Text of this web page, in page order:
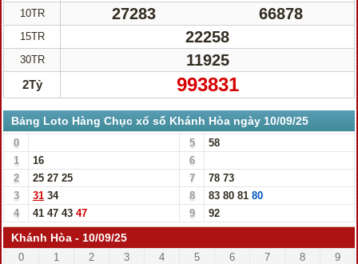
10TR 27283 66878
15TR 22258
30TR 11925
2Tỷ 993831
Bảng Loto Hàng Chục xổ số Khánh Hòa ngày 10/09/25
0 5
58
1
16
6
2
25 27 25 7 78 73
3
31 34 8 83 80 81 80
4
41 47 43 47 9 92
Khánh Hòa - 10/09/25
0 1 2 3 4 5 6 7 8 9